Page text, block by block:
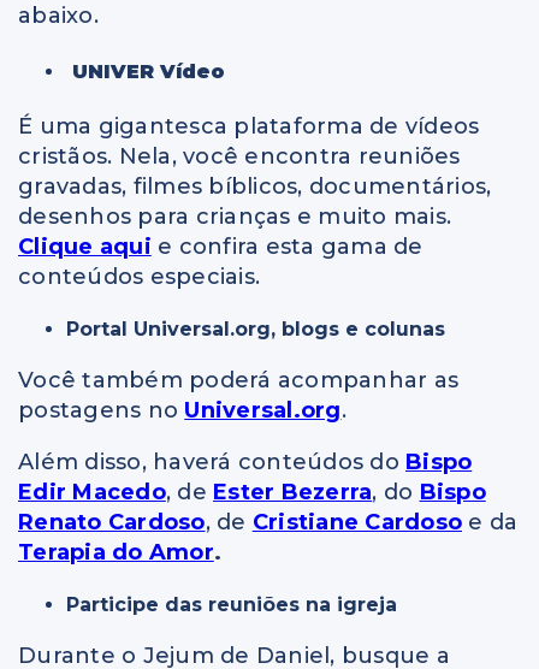
abaixo.
UNIVER Vídeo
É uma gigantesca plataforma de vídeos
cristãos. Nela, você encontra reuniões
gravadas, filmes bíblicos, documentários,
desenhos para crianças e muito mais.
Clique aqui e confira esta gama de
conteúdos especiais.
Portal Universal.org, blogs e colunas
Você também poderá acompanhar as
postagens no Universal.org.
Além disso, haverá conteúdos do Bispo
Edir Macedo, de Ester Bezerra, do Bispo
Renato Cardoso, de Cristiane Cardoso e da
Terapia do Amor.
Participe das reuniões na igreja
Durante o Jejum de Daniel, busque a